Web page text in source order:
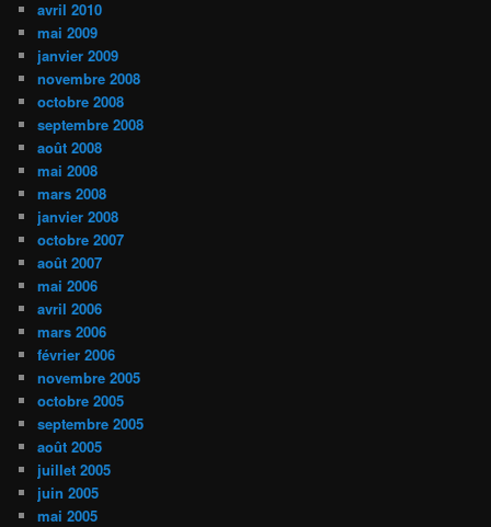
avril 2010
mai 2009
janvier 2009
novembre 2008
octobre 2008
septembre 2008
août 2008
mai 2008
mars 2008
janvier 2008
octobre 2007
août 2007
mai 2006
avril 2006
mars 2006
février 2006
novembre 2005
octobre 2005
septembre 2005
août 2005
juillet 2005
juin 2005
mai 2005